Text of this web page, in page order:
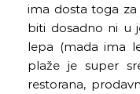
ima dosta toga
biti dosadno ni u
lepa (mada ima
plaže je super
restorana,